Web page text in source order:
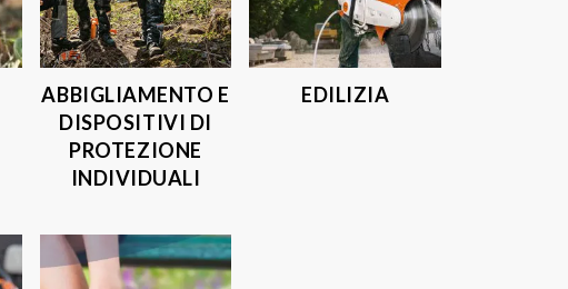
ABBIGLIAMENTO E
DISPOSITIVI DI
PROTEZIONE
INDIVIDUALI
EDILIZIA